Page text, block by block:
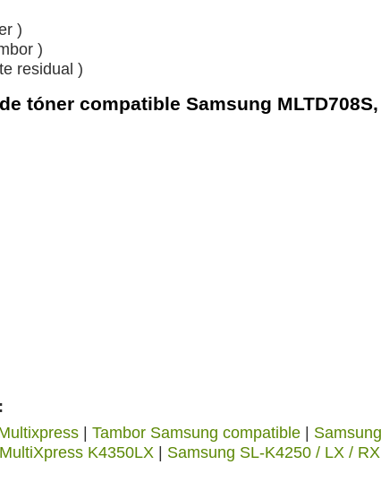
)
)
residual )
tóner compatible Samsung MLTD708S,
Tambor Samsung compatible
K4350LX Samsung SL-K4250 / LX / RX